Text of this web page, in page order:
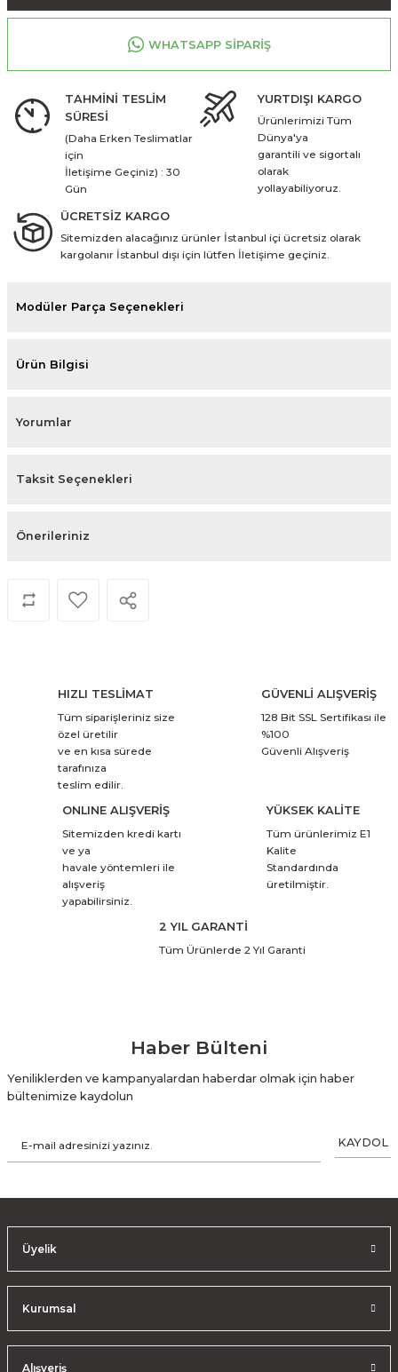
WHATSAPP SİPARİŞ
TAHMİNİ TESLİM
SÜRESİ
(Daha Erken Teslimatlar
için
İletişime Geçiniz) : 30
Gün
YURTDIŞI KARGO
Ürünlerimizi Tüm
Dünya'ya
garantili ve sigortalı
olarak
yollayabiliyoruz.
ÜCRETSİZ KARGO
Sitemizden alacağınız ürünler İstanbul içi ücretsiz olarak
kargolanır İstanbul dışı için lütfen İletişime geçiniz.
Modüler Parça Seçenekleri
Ürün Bilgisi
Yorumlar
Taksit Seçenekleri
Önerileriniz
HIZLI TESLİMAT
Tüm siparişleriniz size
özel üretilir
ve en kısa sürede
tarafınıza
teslim edilir.
GÜVENLİ ALIŞVERİŞ
128 Bit SSL Sertifikası ile
%100
Güvenli Alışveriş
ONLINE ALIŞVERİŞ
Sitemizden kredi kartı
ve ya
havale yöntemleri ile
alışveriş
yapabilirsiniz.
YÜKSEK KALİTE
Tüm ürünlerimiz E1
Kalite
Standardında
üretilmiştir.
2 YIL GARANTİ
Tüm Ürünlerde 2 Yıl Garanti
Haber Bülteni
Yeniliklerden ve kampanyalardan haberdar olmak için haber
bültenimize kaydolun
KAYDOL
Üyelik
Kurumsal
Alışveriş